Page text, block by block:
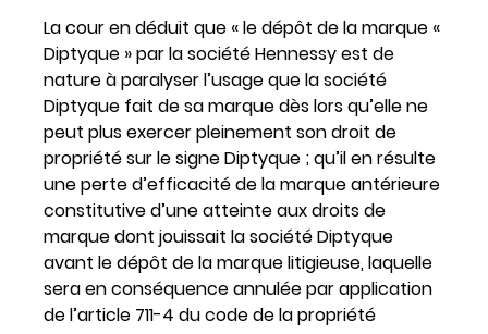
La cour en déduit que « le dépôt de la marque «
Diptyque » par la société Hennessy est de
nature à paralyser l’usage que la société
Diptyque fait de sa marque dès lors qu’elle ne
peut plus exercer pleinement son droit de
propriété sur le signe Diptyque ; qu’il en résulte
une perte d’efficacité de la marque antérieure
constitutive d’une atteinte aux droits de
marque dont jouissait la société Diptyque
avant le dépôt de la marque litigieuse, laquelle
sera en conséquence annulée par application
de l’article 711-4 du code de la propriété